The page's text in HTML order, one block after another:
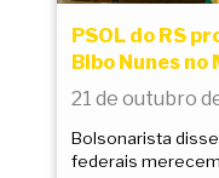
PSOL do RS
Bibo Nunes no
21 de outubro
Bolsonarista
federais